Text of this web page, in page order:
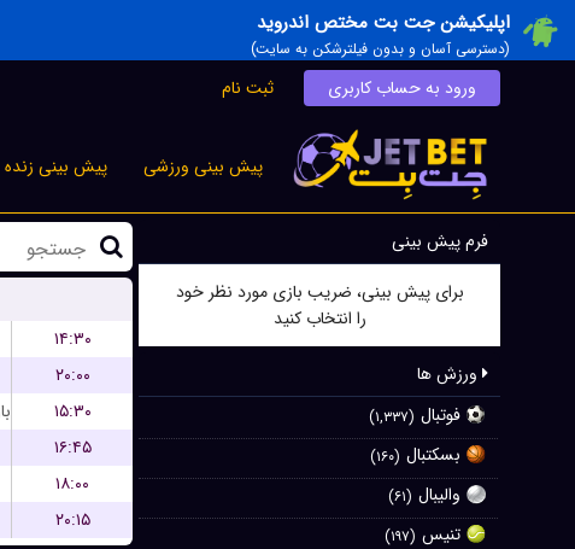
اپلیکیشن جت بت مختص اندروید
(دسترسی آسان و بدون فیلترشکن به سایت)
ورود به حساب کاربری ثبت نام
پیش بینی ورزشی پیش بینی زنده
فرم پیش بینی
برای پیش بینی، ضریب بازی مورد نظر خود
را انتخاب کنید
ورزش ها
فوتبال (۱,۳۳۷)
بسکتبال (۱۶۰)
والیبال (۶۱)
تنیس (۱۹۷)
۱۴:۳۰
۲۰:۰۰
۱۵:۳۰
۱۶:۴۵
۱۸:۰۰
۲۰:۱۵